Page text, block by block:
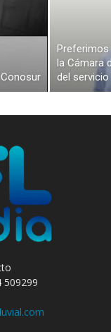
Preferimos
la Cámara
del
509299